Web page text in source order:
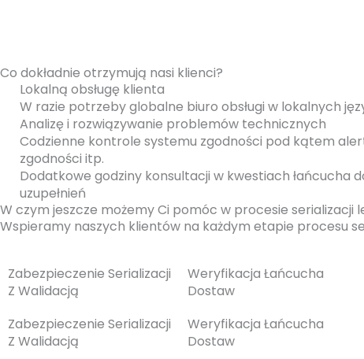
Co dokładnie otrzymują nasi klienci?
Lokalną obsługę klienta
W razie potrzeby globalne biuro obsługi w lokalnych
Analizę i rozwiązywanie problemów technicznych
Codzienne kontrole systemu zgodności pod kątem
zgodności itp.
Dodatkowe godziny konsultacji w kwestiach łańcucha
uzupełnień
W czym jeszcze możemy Ci pomóc w procesie serializacji
Wspieramy naszych klientów na każdym etapie procesu
Zabezpieczenie Serializacji
Z Walidacją
Zabezpieczenie Serializacji
Z Walidacją
Weryfikacja Łańcucha
Dostaw
Weryfikacja Łańcucha
Dostaw